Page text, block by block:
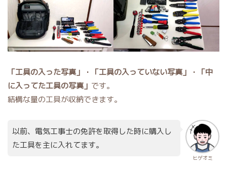
「工具の入った写真」・「工具の入っていない写真」・「中
に入ってた工具の写真」 です。
結構な量の工具が収納できます。
ヒゲオミ
以前、電気工事士の免許を取得した時に購入し
た工具を主に入れてます。